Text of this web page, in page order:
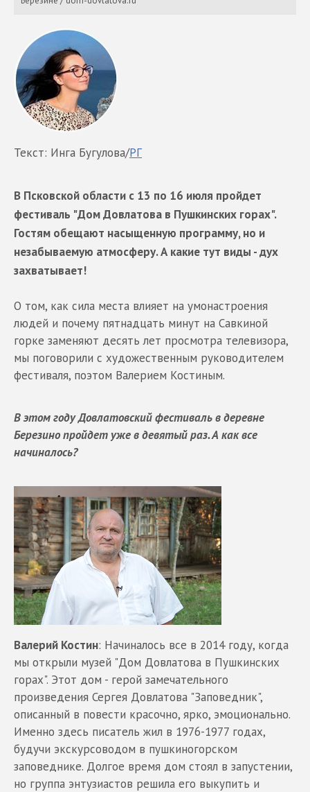
Текст: Инга Бугулова/РГ
В Псковской области с 13 по 16 июля пройдет
фестиваль "Дом Довлатова в Пушкинских горах".
Гостям обещают насыщенную программу, но и
незабываемую атмосферу. А какие тут виды - дух
захватывает!
О том, как сила места влияет на умонастроения
людей и почему пятнадцать минут на Савкиной
горке заменяют десять лет просмотра телевизора,
мы поговорили с художественным руководителем
фестиваля, поэтом Валерием Костиным.
В этом году Довлатовский фестиваль в деревне
Березино пройдет уже в девятый раз. А как все
начиналось?
Валерий Костин: Начиналось все в 2014 году, когда
мы открыли музей "Дом Довлатова в Пушкинских
горах". Этот дом - герой замечательного
произведения Сергея Довлатова "Заповедник",
описанный в повести красочно, ярко, эмоционально.
Именно здесь писатель жил в 1976-1977 годах,
будучи экскурсоводом в пушкиногорском
заповеднике. Долгое время дом стоял в запустении,
но группа энтузиастов решила его выкупить и